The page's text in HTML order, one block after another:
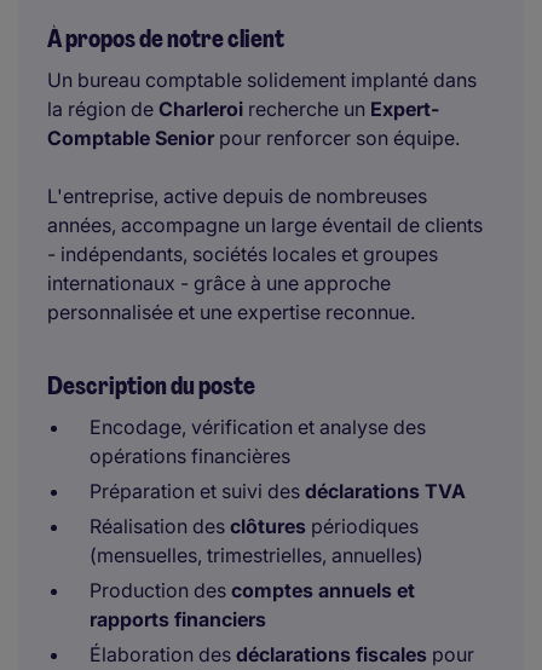
À propos de notre client
Un bureau comptable solidement implanté dans
la région de Charleroi recherche un Expert-
Comptable Senior pour renforcer son équipe.
L'entreprise, active depuis de nombreuses
années, accompagne un large éventail de clients
- indépendants, sociétés locales et groupes
internationaux - grâce à une approche
personnalisée et une expertise reconnue.
Description du poste
Encodage, vérification et analyse des
opérations financières
Préparation et suivi des déclarations TVA
Réalisation des clôtures périodiques
(mensuelles, trimestrielles, annuelles)
Production des comptes annuels et
rapports financiers
Élaboration des déclarations fiscales pour